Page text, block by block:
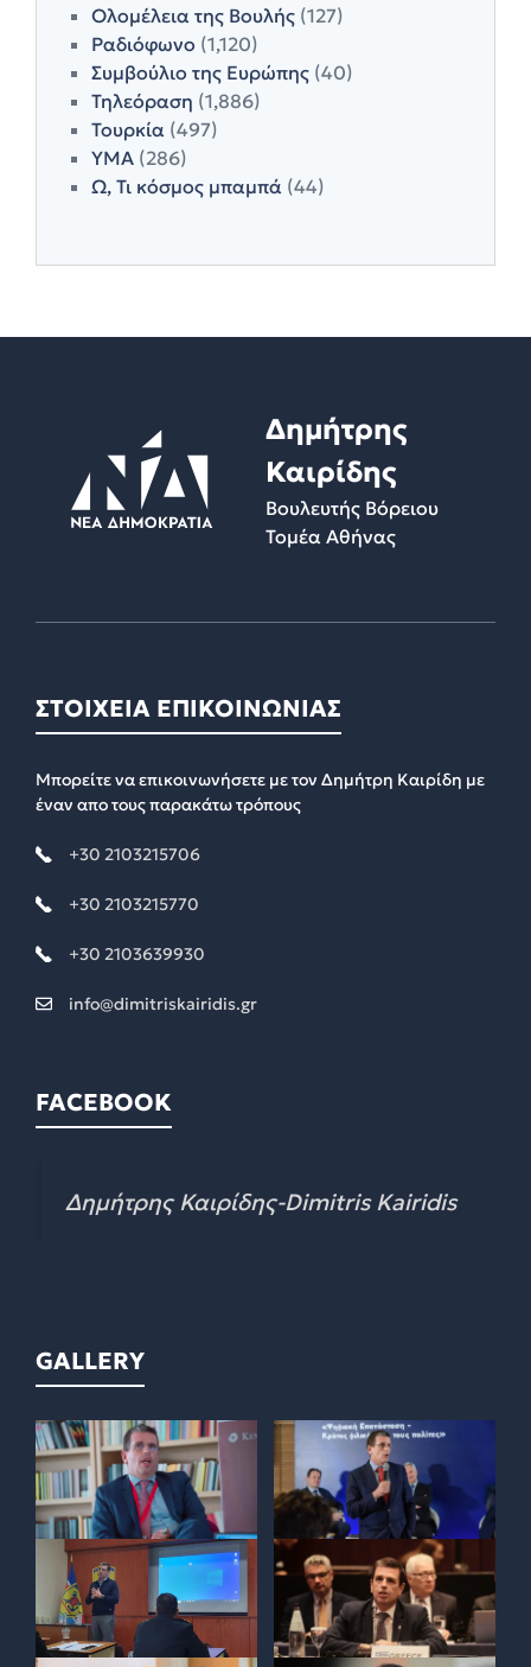
Ολομέλεια της Βουλής (127)
Ραδιόφωνο (1,120)
Συμβούλιο της Ευρώπης (40)
Τηλεόραση (1,886)
Τουρκία (497)
ΥΜΑ (286)
Ω, Τι κόσμος μπαμπά (44)
Δημήτρης
Καιρίδης
Βουλευτής Βόρειου
Τομέα Αθήνας
ΣΤΟΙΧΕΙΑ ΕΠΙΚΟΙΝΩΝΙΑΣ
Μπορείτε να επικοινωνήσετε με τον Δημήτρη Καιρίδη με
έναν απο τους παρακάτω τρόπους
+30 2103215706
+30 2103215770
+30 2103639930
info@dimitriskairidis.gr
FACEBOOK
Δημήτρης Καιρίδης-Dimitris Kairidis
GALLERY